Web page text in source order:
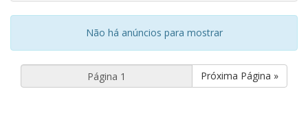
Não há anúncios para mostrar
Próxima Página »